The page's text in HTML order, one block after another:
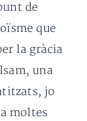
de
que
la gràcia
una
jo
moltes